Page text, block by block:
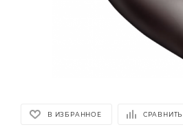
В ИЗБРАННОЕ СРАВНИТЬ